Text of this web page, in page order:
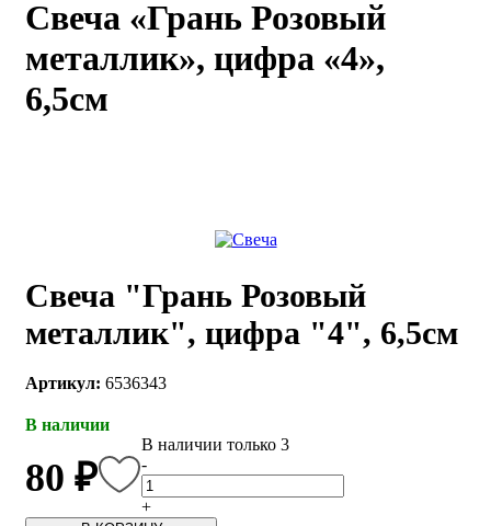
классы
256-54-
Свеча «Грань Розовый
металлик», цифра «4»,
6,5см
Свеча "Грань Розовый
металлик", цифра "4", 6,5см
Артикул: 6536343
В наличии
80 ₽
В наличии только 3
-
+